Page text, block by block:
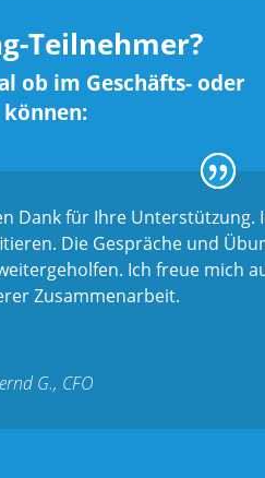
Teilnehmer?
ob im Geschäfts- oder
Dank für Ihre Unterstützung.
Die Gespräche und
Ich freue mich
Zusammenarbeit.
G., CFO